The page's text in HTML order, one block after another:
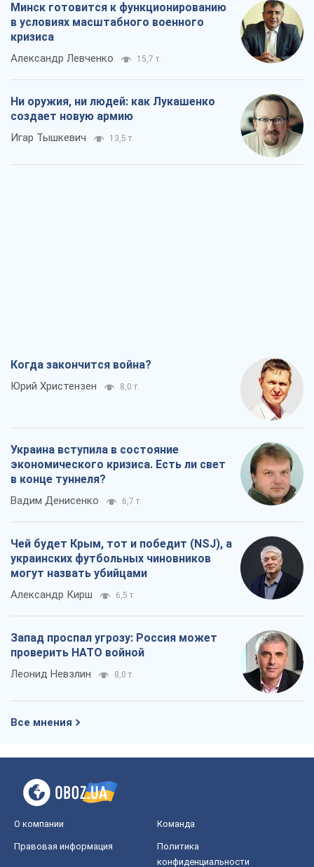
Минск готовится к функционированию
в условиях масштабного военного
кризиса
Александр Левченко 15,7 т.
Ни оружия, ни людей: как Лукашенко
создает новую армию
Игар Тышкевич 13,5 т.
Когда закончится война?
Юрий Христензен 8,0 т.
Украина вступила в состояние
экономического кризиса. Есть ли свет
в конце туннеля?
Вадим Денисенко 6,7 т.
Чей будет Крым, тот и победит (NSJ), а
украинских футбольных чиновников
могут назвать убийцами
Александр Кирш 6,5 т.
Запад проспал угрозу: Россия может
проверить НАТО войной
Леонид Невзлин 8,0 т.
Все мнения
О компании Команда
Правовая информация
Политика
конфиденциальности